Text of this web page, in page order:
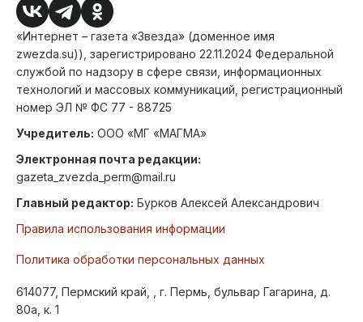
«Интернет – газета «Звезда» (доменное имя
zwezda.su)), зарегистрировано 22.11.2024 Федеральной
службой по надзору в сфере связи, информационных
технологий и массовых коммуникаций, регистрационный
номер ЭЛ № ФС 77 - 88725
Учредитель: ООО «МГ «МАГМА»
Электронная почта редакции:
gazeta_zvezda_perm@mail.ru
Главный редактор: Бурков Алексей Александрович
Правила использования информации
Политика обработки персональных данных
614077, Пермский край, , г. Пермь, бульвар Гагарина, д.
80а, к. 1